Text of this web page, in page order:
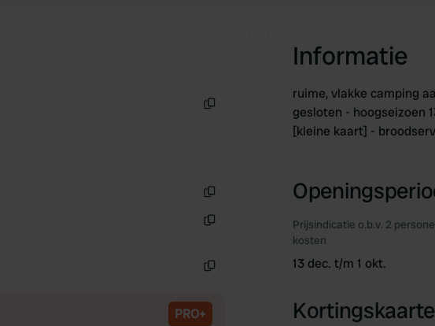
PRO+
Informatie
ruime, vlakke camping
gesloten - hoogseizoen
[kleine kaart] -
Prijsindicatie o.b.v. 2
kosten
13 dec. t/m 1 okt.